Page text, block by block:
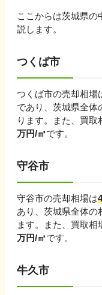
ここからは茨城県の
説します。
つくば市
つくば市の売却相場
であり、 茨城県全体
ります。
また、買取
万円/㎡です。
守谷市
守谷市の売却相場は
あり、 茨城県全体の
ます。
また、買取相
万円/㎡です。
牛久市